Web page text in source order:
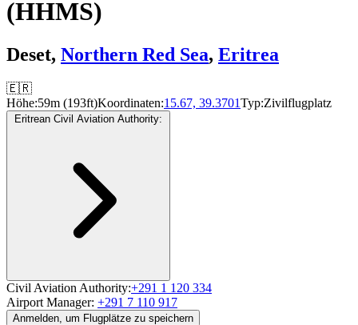
(HHMS)
Deset, Northern Red Sea, Eritrea
🇪🇷
Höhe:59m (193ft)Koordinaten:15.67, 39.3701Typ:Zivilflugplatz
Eritrean Civil Aviation Authority:
Civil Aviation Authority:+291 1 120 334
Airport Manager: +291 7 110 917
Anmelden, um Flugplätze zu speichern